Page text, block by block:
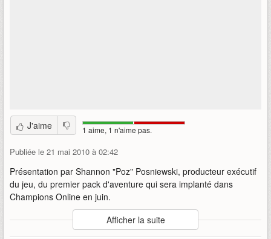
J'aime 1 aime, 1 n'aime pas.
Publiée le 21 mai 2010 à 02:42
Présentation par Shannon "Poz" Posniewski, producteur exécutif
du jeu, du premier pack d'aventure qui sera implanté dans
Champions Online en juin.
Auteur
Cryptic / Atari
: LorDragon
Afficher la suite